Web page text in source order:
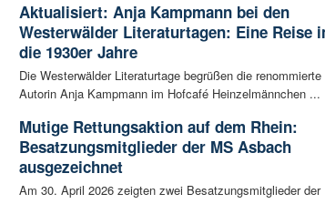
Aktualisiert: Anja Kampmann bei den
Westerwälder Literaturtagen: Eine Reise
die 1930er Jahre
Die Westerwälder Literaturtage begrüßen die renommierte
Autorin Anja Kampmann im Hofcafé Heinzelmännchen ...
Mutige Rettungsaktion auf dem Rhein:
Besatzungsmitglieder der MS Asbach
ausgezeichnet
Am 30. April 2026 zeigten zwei Besatzungsmitglieder der